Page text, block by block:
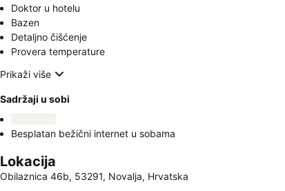
Doktor u hotelu
Bazen
Detaljno čišćenje
Provera temperature
Prikaži više
Sadržaji u sobi
Besplatan bežični internet u sobama
Lokacija
Obilaznica 46b, 53291, Novalja, Hrvatska